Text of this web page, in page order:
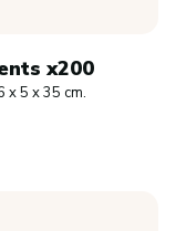
x200
x 5 x 35 cm.